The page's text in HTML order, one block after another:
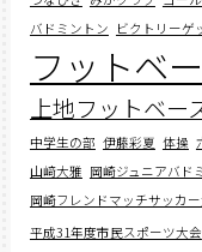
バドミントン ビクトリーゲ
フットベ
上地フットベー
中学生の部 伊藤彩夏 体操
山﨑大雅 岡崎ジュニアバド
岡崎フレンドマッチサッカ
平成31年度市民スポーツ大会